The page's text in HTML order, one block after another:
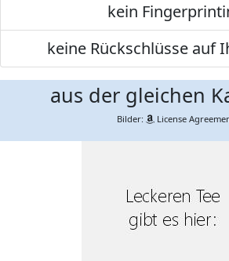
kein
keine Rückschlüsse auf
aus der gleichen
Bilder: License